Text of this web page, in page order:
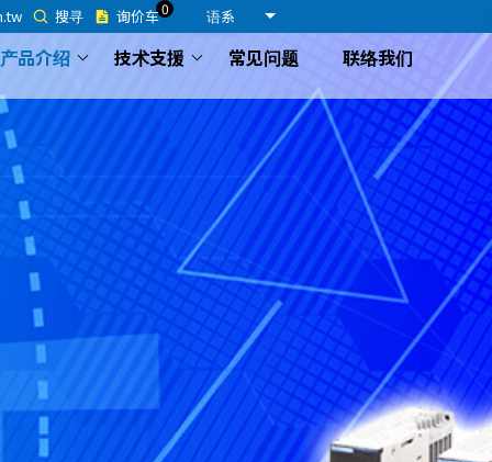
搜寻 0
询价车 语系
产品介绍 技术支援 常见问题 联络我们